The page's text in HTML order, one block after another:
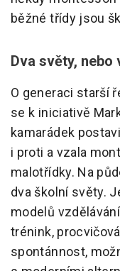
běžné třídy jsou
Dva světy, nebo
O generaci starší
se k iniciativě
kamarádek
i proti a vzala
malotřídky. Na
dva školní světy.
modelů
trénink,
spontánnost,